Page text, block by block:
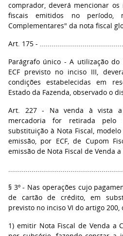
comprador, deverá mencionar
fiscais emitidos no período,
Complementares" da nota fiscal
Art. 175 -
Parágrafo único - A utilização
ECF previsto no inciso III,
condições estabelecidas em
Estado da Fazenda, observado o
Art. 227 - Na venda à vista
mercadoria for retirada pelo
substituição à Nota Fiscal,
emissão, por ECF, de Cupom
emissão de Nota Fiscal de Venda
§ 3º - Nas operações cujo
de cartão de crédito, em
previsto no inciso VI do artigo
1) emitir Nota Fiscal de Venda a